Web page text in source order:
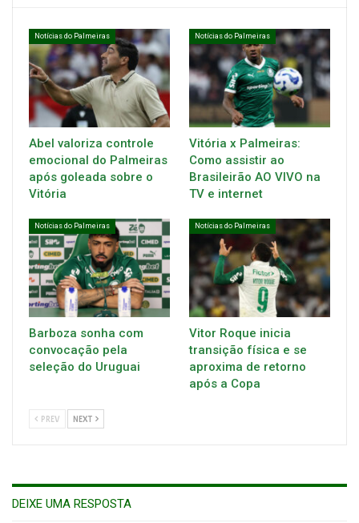
Notícias do Palmeiras
Abel valoriza controle
emocional do Palmeiras
após goleada sobre o
Vitória
Notícias do Palmeiras
Vitória x Palmeiras:
Como assistir ao
Brasileirão AO VIVO na
TV e internet
Notícias do Palmeiras
Barboza sonha com
convocação pela
seleção do Uruguai
Notícias do Palmeiras
Vitor Roque inicia
transição física e se
aproxima de retorno
após a Copa
PREV NEXT
DEIXE UMA RESPOSTA